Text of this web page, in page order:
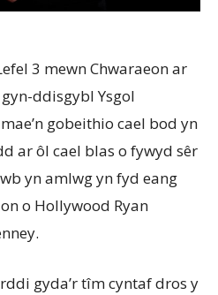
3 mewnChwaraeonar
gyn-ddisgyblYsgol
mae’n gobeithio cael bod yn
arôl cael blas o fywyd sêr
ynamlwgynfyd eang
o Hollywood Ryan
gyda’rtîmcyntafdros y